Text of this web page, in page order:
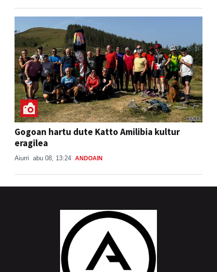
Gogoan hartu dute Katto Amilibia kultur
eragilea
Aiurri abu 08, 13:24 ANDOAIN